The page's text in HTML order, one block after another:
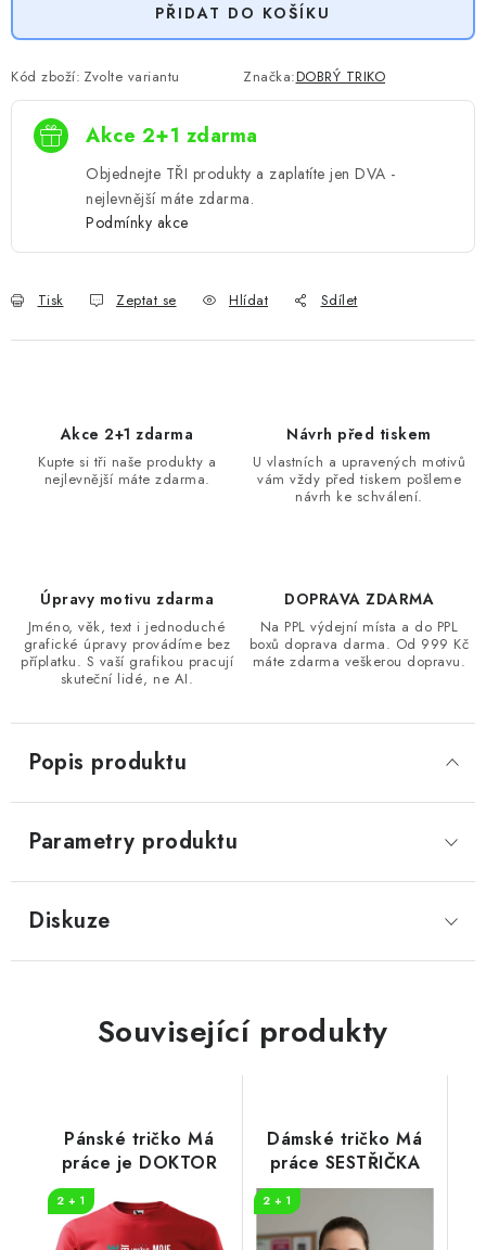
PŘIDAT DO KOŠÍKU
Kód zboží: Zvolte variantu Značka:DOBRÝ TRIKO
Akce 2+1 zdarma
Objednejte TŘI produkty a zaplatíte jen DVA -
nejlevnější máte zdarma.
Podmínky akce
Tisk Zeptat se Hlídat Sdílet
Akce 2+1 zdarma
Kupte si tři naše produkty a
nejlevnější máte zdarma.
Návrh před tiskem
U vlastních a upravených motivů
vám vždy před tiskem pošleme
návrh ke schválení.
Úpravy motivu zdarma
Jméno, věk, text i jednoduché
grafické úpravy provádíme bez
příplatku. S vaší grafikou pracují
skuteční lidé, ne AI.
DOPRAVA ZDARMA
Na PPL výdejní místa a do PPL
boxů doprava darma. Od 999 Kč
máte zdarma veškerou dopravu.
Popis produktu
Parametry produktu
Diskuze
Související produkty
Pánské tričko Má
práce je DOKTOR
2 + 1
Dámské tričko Má
práce SESTŘIČKA
2 + 1